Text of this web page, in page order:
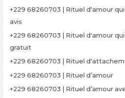
+229 68260703 | Rituel d'amour
avis
+229 68260703 | Rituel d'amour
gratuit
+229 68260703 | Rituel
+229 68260703 | Rituel d’amour
+229 68260703 | Rituel d’amour